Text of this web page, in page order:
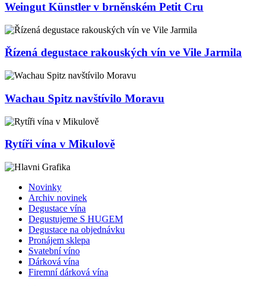
Weingut Künstler v brněnském Petit Cru
Řízená degustace rakouských vín ve Vile Jarmila
Wachau Spitz navštívilo Moravu
Rytíři vína v Mikulově
Novinky
Archiv novinek
Degustace vína
Degustujeme S HUGEM
Degustace na objednávku
Pronájem sklepa
Svatební víno
Dárková vína
Firemní dárková vína